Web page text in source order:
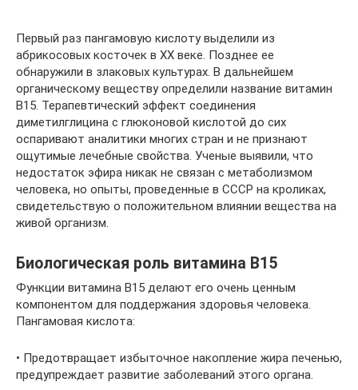
Первый раз пангамовую кислоту выделили из
абрикосовых косточек в XX веке. Позднее ее
обнаружили в злаковых культурах. В дальнейшем
органическому веществу определили название витамин
B15. Терапевтический эффект соединения
диметилглицина с глюконовой кислотой до сих
оспаривают аналитики многих стран и не признают
ощутимые лечебные свойства. Ученые выявили, что
недостаток эфира никак не связан с метаболизмом
человека, но опыты, проведенные в СССР на кроликах,
свидетельствую о положительном влиянии вещества на
живой организм.
Биологическая роль витамина В15
Функции витамина В15 делают его очень ценным
компонентом для поддержания здоровья человека.
Пангамовая кислота:
• Предотвращает избыточное накопление жира печенью,
предупреждает развитие заболеваний этого органа.